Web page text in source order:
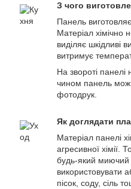
З чого
Панель
Матеріал хімічно
виділяє шкідливі
витримує
На звороті
чином панель
фотодрук.
Як доглядати
Матеріал панелі
агресивної хімії.
будь-який миючий
використовувати
пісок, соду, сіль